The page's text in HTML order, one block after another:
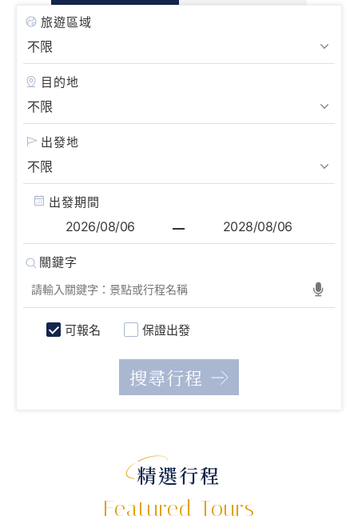
旅遊區域
目的地
出發地
出發期間
可報名 保證出發
精選行程
Featured Tours